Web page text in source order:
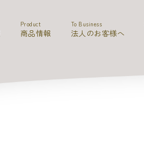
Product
商品情報
To Business
法人のお客様へ